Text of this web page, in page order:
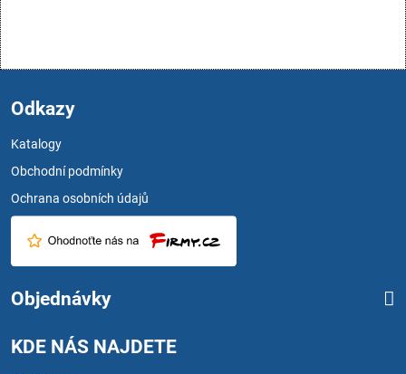
Odkazy
Katalogy
Obchodní podmínky
Ochrana osobních údajů
Objednávky
KDE NÁS NAJDETE